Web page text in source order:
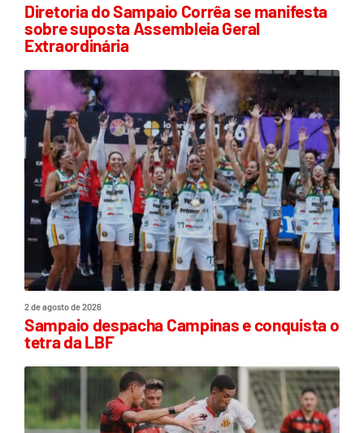
Diretoria do Sampaio Corrêa se manifesta
sobre suposta Assembleia Geral
Extraordinária
2 de agosto de 2026
Sampaio despacha Campinas e conquista o
tetra da LBF